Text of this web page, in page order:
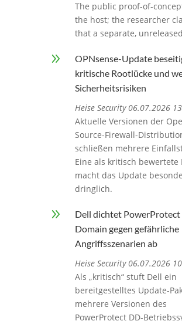
The public proof-of-
the host; the researcher
that a separate,
9
OPNsense-Update
kritische Rootlücke und
Sicherheitsrisiken
Heise Security 06.07.2026
Aktuelle Versionen der
Source-Firewall-
schließen mehrere
Eine als kritisch bewertete
macht das Update
dringlich.
9
Dell dichtet PowerProtect
Domain gegen gefährliche
Angriffsszenarien ab
Heise Security 06.07.2026
Als „kritisch“ stuft Dell ein
bereitgestelltes Update-
mehrere Versionen des
PowerProtect DD-